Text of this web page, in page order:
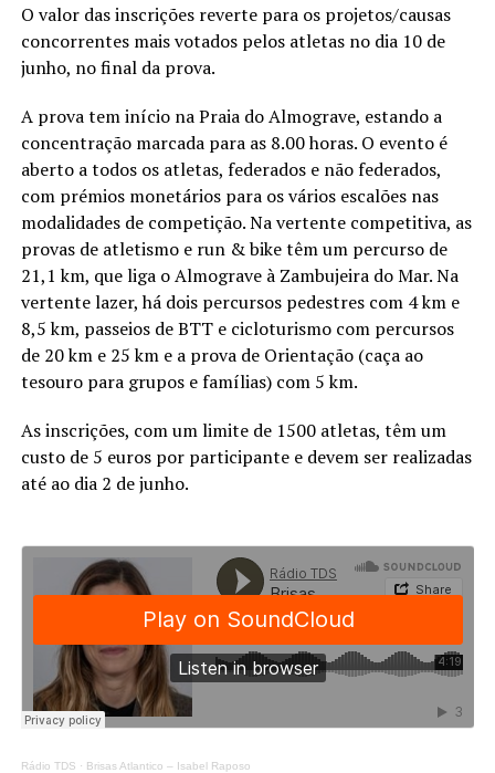
O valor das inscrições reverte para os projetos/causas
concorrentes mais votados pelos atletas no dia 10 de
junho, no final da prova.
A prova tem início na Praia do Almograve, estando a
concentração marcada para as 8.00 horas. O evento é
aberto a todos os atletas, federados e não federados,
com prémios monetários para os vários escalões nas
modalidades de competição. Na vertente competitiva, as
provas de atletismo e run & bike têm um percurso de
21,1 km, que liga o Almograve à Zambujeira do Mar. Na
vertente lazer, há dois percursos pedestres com 4 km e
8,5 km, passeios de BTT e cicloturismo com percursos
de 20 km e 25 km e a prova de Orientação (caça ao
tesouro para grupos e famílias) com 5 km.
As inscrições, com um limite de 1500 atletas, têm um
custo de 5 euros por participante e devem ser realizadas
até ao dia 2 de junho.
Rádio TDS · Brisas Atlantico – Isabel Raposo